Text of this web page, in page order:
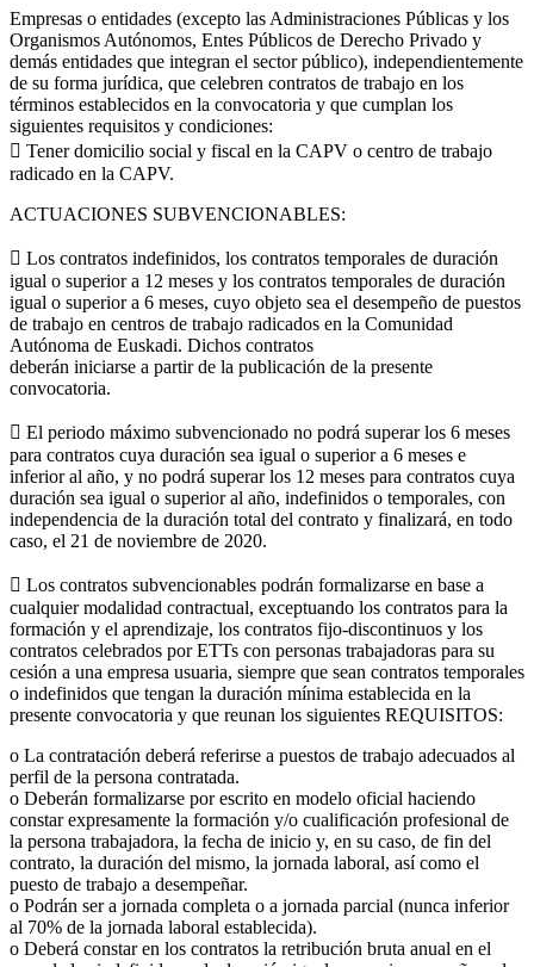
Empresas o entidades (excepto las Administraciones Públicas y los
Organismos Autónomos, Entes Públicos de Derecho Privado y
demás entidades que integran el sector público), independientemente
de su forma jurídica, que celebren contratos de trabajo en los
términos establecidos en la convocatoria y que cumplan los
siguientes requisitos y condiciones:
 Tener domicilio social y fiscal en la CAPV o centro de trabajo
radicado en la CAPV.
ACTUACIONES SUBVENCIONABLES:
 Los contratos indefinidos, los contratos temporales de duración
igual o superior a 12 meses y los contratos temporales de duración
igual o superior a 6 meses, cuyo objeto sea el desempeño de puestos
de trabajo en centros de trabajo radicados en la Comunidad
Autónoma de Euskadi. Dichos contratos
deberán iniciarse a partir de la publicación de la presente
convocatoria.
 El periodo máximo subvencionado no podrá superar los 6 meses
para contratos cuya duración sea igual o superior a 6 meses e
inferior al año, y no podrá superar los 12 meses para contratos cuya
duración sea igual o superior al año, indefinidos o temporales, con
independencia de la duración total del contrato y finalizará, en todo
caso, el 21 de noviembre de 2020.
 Los contratos subvencionables podrán formalizarse en base a
cualquier modalidad contractual, exceptuando los contratos para la
formación y el aprendizaje, los contratos fijo-discontinuos y los
contratos celebrados por ETTs con personas trabajadoras para su
cesión a una empresa usuaria, siempre que sean contratos temporales
o indefinidos que tengan la duración mínima establecida en la
presente convocatoria y que reunan los siguientes REQUISITOS:
o La contratación deberá referirse a puestos de trabajo adecuados al
perfil de la persona contratada.
o Deberán formalizarse por escrito en modelo oficial haciendo
constar expresamente la formación y/o cualificación profesional de
la persona trabajadora, la fecha de inicio y, en su caso, de fin del
contrato, la duración del mismo, la jornada laboral, así como el
puesto de trabajo a desempeñar.
o Podrán ser a jornada completa o a jornada parcial (nunca inferior
al 70% de la jornada laboral establecida).
o Deberá constar en los contratos la retribución bruta anual en el